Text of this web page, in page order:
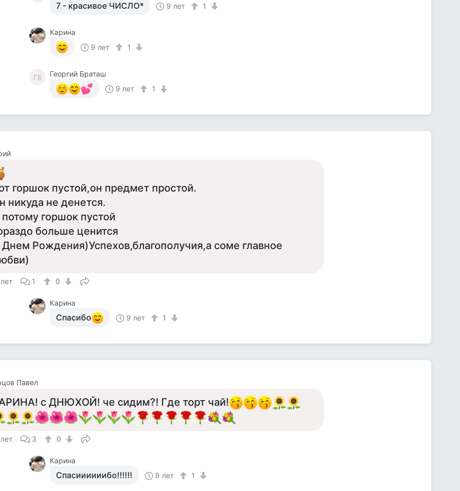
7 - красивое ЧИСЛО* 9 лет 1
Карина
9 лет
1
ГБ
Георгий Браташ
9 лет
1
горшок пустой,он предмет простой.
никуда не денется.
горшок пустой
больше ценится
Рождения)Успехов,благополучия,а соме главное
1 0
Карина
Спасибо 9 лет 1
Павел
с ДНЮХОЙ! че сидим?! Где торт чай!
3 0
Карина
Спасиииииибо!!!!!! 9 лет 1